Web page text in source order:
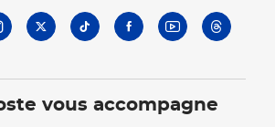
vous accompagne